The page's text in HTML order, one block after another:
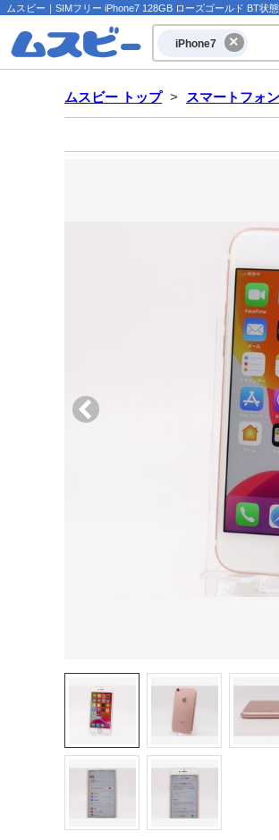
ムスビー｜SIMフリー iPhone7 128GB ローズゴールド BT状
iPhone7
ムスビー トップ > スマートフォン